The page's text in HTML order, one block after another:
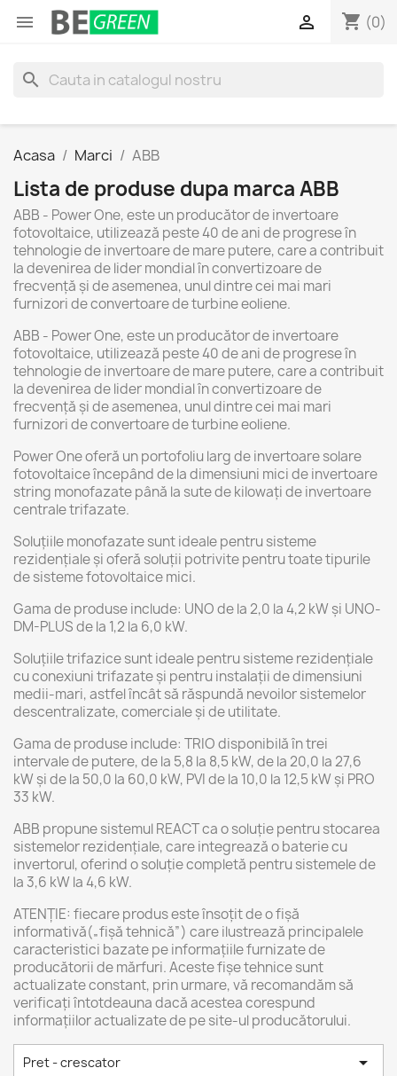
 shopping_cart (0)

search
Acasa Marci ABB
Lista de produse dupa marca ABB
ABB - Power One, este un producător de invertoare
fotovoltaice, utilizează peste 40 de ani de progrese în
tehnologie de invertoare de mare putere, care a contribuit
la devenirea de lider mondial în convertizoare de
frecvenţă şi de asemenea, unul dintre cei mai mari
furnizori de convertoare de turbine eoliene.
ABB - Power One, este un producător de invertoare
fotovoltaice, utilizează peste 40 de ani de progrese în
tehnologie de invertoare de mare putere, care a contribuit
la devenirea de lider mondial în convertizoare de
frecvenţă şi de asemenea, unul dintre cei mai mari
furnizori de convertoare de turbine eoliene.
Power One oferă un portofoliu larg de invertoare solare
fotovoltaice începând de la dimensiuni mici de invertoare
string monofazate până la sute de kilowați de invertoare
centrale trifazate.
Soluțiile monofazate sunt ideale pentru sisteme
rezidențiale și oferă soluții potrivite pentru toate tipurile
de sisteme fotovoltaice mici.
Gama de produse include: UNO de la 2,0 la 4,2 kW și UNO-
DM-PLUS de la 1,2 la 6,0 kW.
Soluțiile trifazice sunt ideale pentru sisteme rezidențiale
cu conexiuni trifazate și pentru instalații de dimensiuni
medii-mari, astfel încât să răspundă nevoilor sistemelor
descentralizate, comerciale și de utilitate.
Gama de produse include: TRIO disponibilă în trei
intervale de putere, de la 5,8 la 8,5 kW, de la 20,0 la 27,6
kW și de la 50,0 la 60,0 kW, PVI de la 10,0 la 12,5 kW și PRO
33 kW.
ABB propune sistemul REACT ca o soluție pentru stocarea
sistemelor rezidențiale, care integrează o baterie cu
invertorul, oferind o soluție completă pentru sistemele de
la 3,6 kW la 4,6 kW.
ATENȚIE: fiecare produs este însoțit de o fișă
informativă(„fișă tehnică”) care ilustrează principalele
caracteristici bazate pe informațiile furnizate de
producătorii de mărfuri. Aceste fișe tehnice sunt
actualizate constant, prin urmare, vă recomandăm să
verificați întotdeauna dacă acestea corespund
informațiilor actualizate de pe site-ul producătorului.
Pret - crescator 